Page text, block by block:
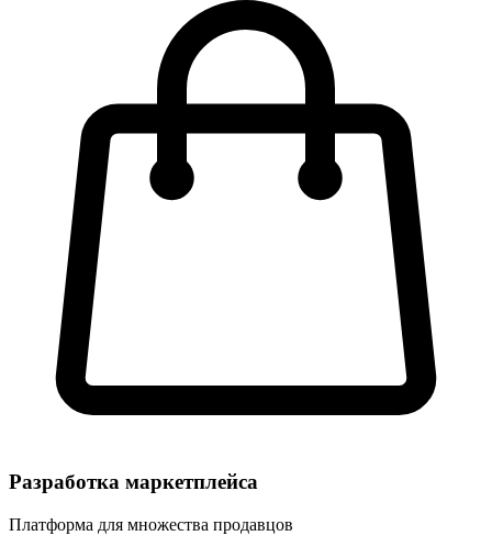
Разработка маркетплейса
Платформа для множества продавцов